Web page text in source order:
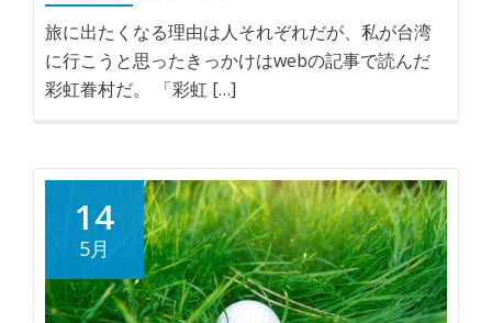
旅に出たくなる理由は人それぞれだが、私が台湾
に行こうと思ったきっかけはwebの記事で読んだ
彩虹眷村だ。 「彩虹 […]
14
5月